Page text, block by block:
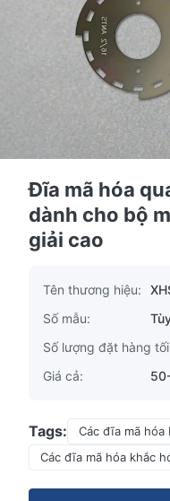
Đĩa mã hóa
dành cho bộ
giải cao
Tên thương hiệu:
Số mẫu:
Số lượng đặt hàng
Giá cả:
Tags:
Các đĩa mã
Các đĩa mã hóa khắc